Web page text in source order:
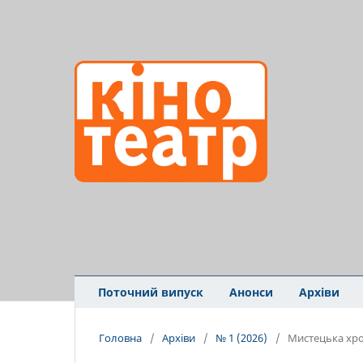
Поточний випуск Анонси Архіви
Головна / Архіви / № 1 (2026) / Мистецька